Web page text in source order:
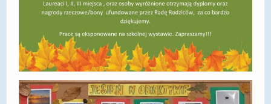
REKRUTACJA 2026/2027
mLegitymacja